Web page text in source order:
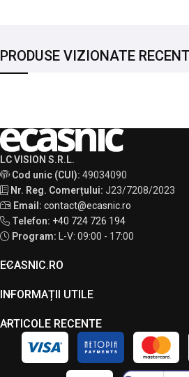
PRODUSE VIZIONATE RECENT
LC VISION S.R.L.
Cod unic (CUI): 49034090
Nr. Reg. Comerțului: J23/7208/2023
Email: contact@ecasnic.ro
Telefon: +40 724 726 194
Program:
L-V: 09:00 - 17:00
ECASNIC.RO
INFORMAȚII UTILE
ARTICOLE RECENTE